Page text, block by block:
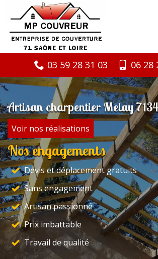
03 59 28 31 03 06 28
Artisan charpentier Melay
Voir nos réalisations
Nos engagements
Devis et déplacement gratuits
Sans engagement
Artisan passionné
Prix imbattable
Travail de qualité